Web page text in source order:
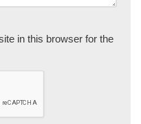
in this browser for the